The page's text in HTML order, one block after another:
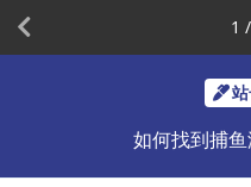
如何找到捕
1 /